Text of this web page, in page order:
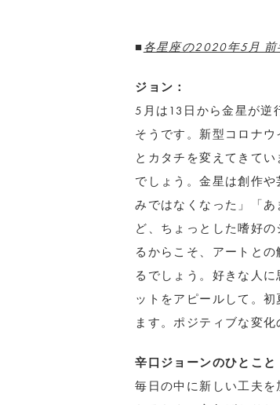
■各星座の2020年5月
ジョン：
5月は13日から金星が逆
そうです。新型コロナ
とカタチを変えてきて
でしょう。金星は創作
みではなくなった」「
ど、ちょっとした嗜好
るからこそ、アートと
るでしょう。好きな人
ットをアピールして。
ます。ポジティブな変化
辛口ジョーンのひとこと
毎日の中に新しい工夫